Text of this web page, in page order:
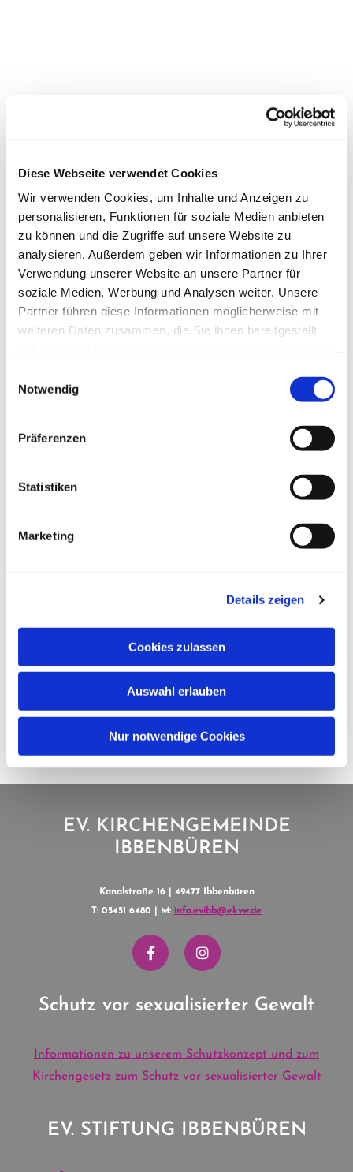
Diese Webseite verwendet Cookies
Wir verwenden Cookies, um Inhalte und Anzeigen zu
personalisieren, Funktionen für soziale Medien anbieten
zu können und die Zugriffe auf unsere Website zu
analysieren. Außerdem geben wir Informationen zu Ihrer
Verwendung unserer Website an unsere Partner für
soziale Medien, Werbung und Analysen weiter. Unsere
Partner führen diese Informationen möglicherweise mit
weiteren Daten zusammen, die Sie ihnen bereitgestellt
Notwendig
Präferenzen
Statistiken
Marketing
Details zeigen
Cookies zulassen
Auswahl erlauben
Nur notwendige Cookies
Dies könnte Sie auch
interessieren
EV. KIRCHENGEMEINDE
IBBENBÜREN
Kanalstraße 16 | 49477 Ibbenbüren
T: 05451 6480 | M: info.evibb@ekvw.de
Schutz vor sexualisierter Gewalt
Informationen zu unserem Schutzkonzept und zum
Kirchengesetz zum Schutz vor sexualisierter Gewalt
EV. STIFTUNG IBBENBÜREN